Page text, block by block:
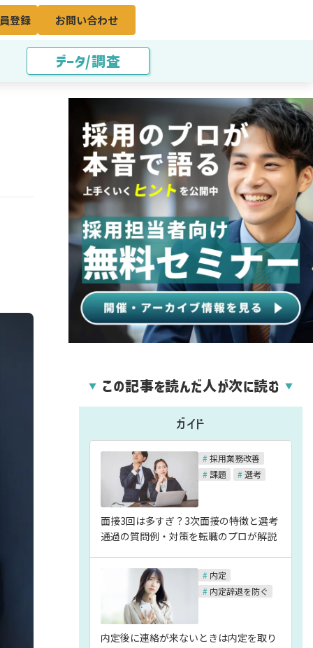
登録 お問い合わせ
データ/調査
▼ この記事を読んだ人が次に読む ▼
ガイド
#採用業務改善
#課題 #選考
面接3回は多すぎ？3次面接の特徴と選考
通過の質問例・対策を転職のプロが解説
# 内定
# 内定辞退を防ぐ
内定後に連絡が来ないときは内定を取り